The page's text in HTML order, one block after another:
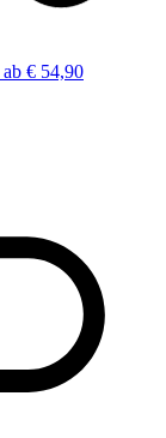
ab € 54,90